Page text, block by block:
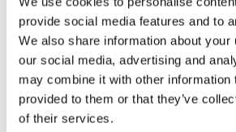
provide social media features and to
We also share information about your
our social media, advertising and
may combine it with other information
provided to them or that they’ve
of their services.
Tallink lyfter
pressade